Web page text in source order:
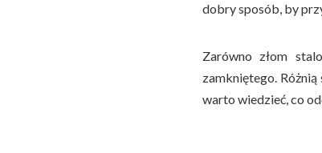
dobry sposób, by
Zarówno złom
zamkniętego.
warto wiedzieć, co